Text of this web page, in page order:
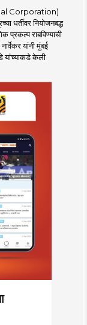
Corporation)
धर्तीवर नियोजनबद्ध
प्रकल्प राबविण्याची
यांनी मुंबई
यांच्याकडे केली